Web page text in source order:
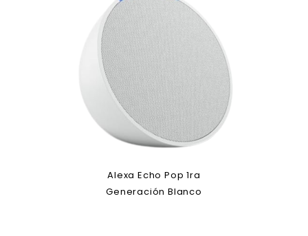
Alexa Echo Pop 1ra
Generación Blanco